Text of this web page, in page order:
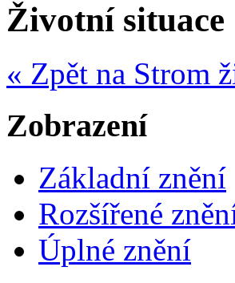
Životní situace
« Zpět na Strom
Zobrazení
Základní znění
Rozšířené
Úplné znění